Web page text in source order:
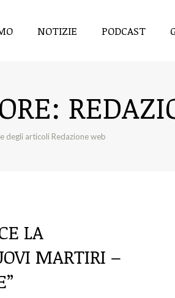
NOTIZIE PODCAST
degli articoli Redazione web
LA
MARTIRI –